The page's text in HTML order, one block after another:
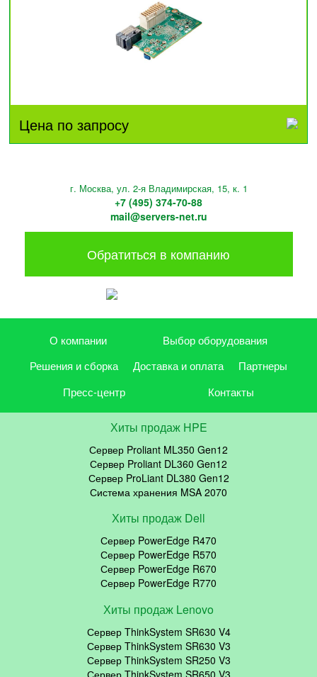
Цена по запросу
г. Москва, ул. 2-я Владимирская, 15, к. 1
+7 (495) 374-70-88
mail@servers-net.ru
Обратиться в компанию
О компании
Выбор оборудования
Решения и сборка
Доставка и оплата
Партнеры
Пресс-центр
Контакты
Хиты продаж HPE
Сервер Proliant ML350 Gen12
Сервер Proliant DL360 Gen12
Сервер ProLiant DL380 Gen12
Система хранения MSA 2070
Хиты продаж Dell
Сервер PowerEdge R470
Сервер PowerEdge R570
Сервер PowerEdge R670
Сервер PowerEdge R770
Хиты продаж Lenovo
Сервер ThinkSystem SR630 V4
Сервер ThinkSystem SR630 V3
Сервер ThinkSystem SR250 V3
Сервер ThinkSystem SR650 V3